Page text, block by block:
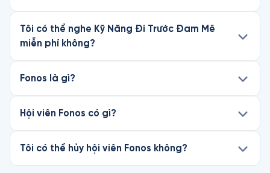
Tôi có thể nghe Kỹ Năng Đi Trước Đam Mê
miễn phí không?
Fonos là gì?
Hội viên Fonos có gì?
Tôi có thể hủy hội viên Fonos không?